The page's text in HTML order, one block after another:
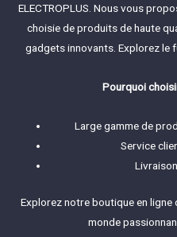
ELECTROPLUS. Nous vous
choisie de produits de haute
gadgets innovants. Explorez le
Pourquoi
Large gamme de
Service
Explorez notre boutique en
monde